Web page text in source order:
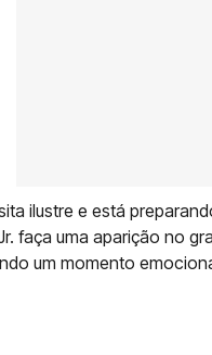
ilustre e está
faça uma aparição no
um momento